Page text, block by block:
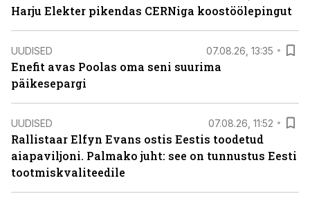
Harju Elekter pikendas CERNiga koostöölepingut
UUDISED 07.08.26, 13:35
Enefit avas Poolas oma seni suurima
päikesepargi
UUDISED 07.08.26, 11:52
Rallistaar Elfyn Evans ostis Eestis toodetud
aiapaviljoni. Palmako juht: see on tunnustus Eesti
tootmiskvaliteedile